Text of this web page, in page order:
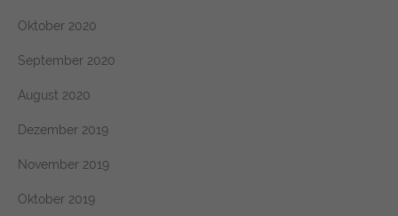
Oktober 2020
September 2020
August 2020
Dezember 2019
November 2019
Oktober 2019